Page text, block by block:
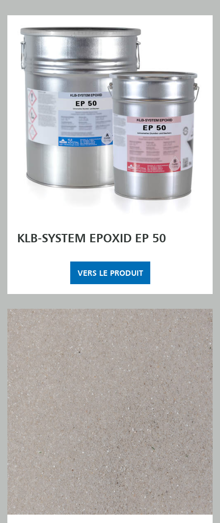
KLB-SYSTEM EPOXID EP 50
VERS LE PRODUIT